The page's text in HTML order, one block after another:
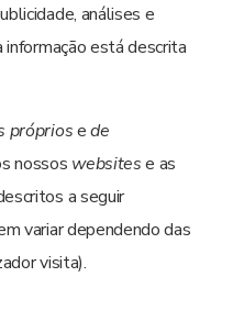
análises e
está descrita
própriosede
nossos websitese as
a seguir
variar dependendo das
visita).